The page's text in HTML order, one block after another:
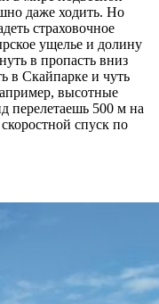
даже ходить. Но
страховочное
ущелье и долину
в пропасть вниз
в Скайпарке и чуть
высотные
перелетаешь 500 м на
спуск по